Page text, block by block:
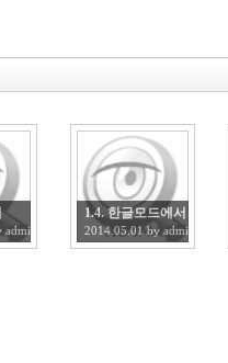
admin
1.4. 한글모드에서 숫자/
2014.05.01 by admin